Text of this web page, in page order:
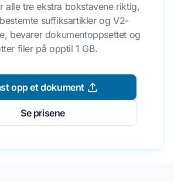
alle tre ekstra bokstavene riktig,
suffiksartikler og V2-
bevarer dokumentoppsettet og
filer på opptil 1 GB.
opp et dokument
Se prisene